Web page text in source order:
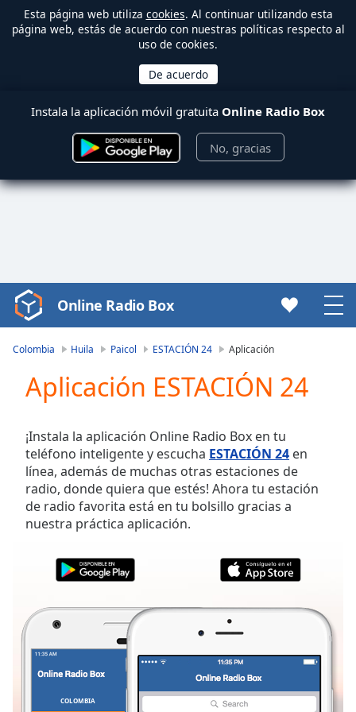
Esta página web utiliza cookies. Al continuar utilizando esta
página web, estás de acuerdo con nuestras políticas respecto al
uso de cookies.
Instala la aplicación móvil gratuita Online Radio Box
No, gracias
Video
Player
Play
Video
Skip
Backward
Skip
Forward
Mute
Current
Time0:00
Duration-:-
Stream
Type
LIVE
Seek to
currently
Online Radio Box
Colombia Huila Paicol ESTACIÓN 24 Aplicación
Aplicación ESTACIÓN 24
¡Instala la aplicación Online Radio Box en tu
teléfono inteligente y escucha ESTACIÓN 24 en
línea, además de muchas otras estaciones de
radio, donde quiera que estés! Ahora tu estación
de radio favorita está en tu bolsillo gracias a
nuestra práctica aplicación.
COLOMBIA